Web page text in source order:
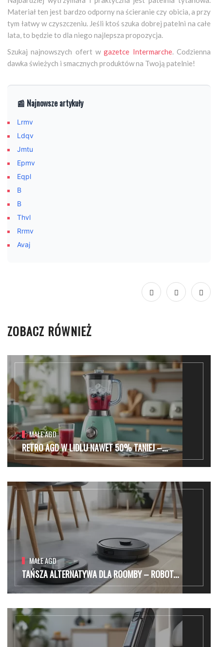
Materiał ten jest bardzo odporny na ścieranie czy obicia, a przy
tym łatwy w czyszczeniu. Jeśli ktoś szuka dobrej patelni na całe
lata, to będzie to dla niego najlepsza propozycja.
Szukaj najnowszych ofert wgazetce Intermarche. Codzienna
dawka świeżych i smacznych produktów na Twoją patelnie!
📰 Najnowsze artykuły
Lrmv
Ldqv
Jmtu
Epmv
Eqpl
B
B
Thvl
Rrmv
Avaj
ZOBACZ RÓWNIEŻ
MAŁE AGD
RETRO AGD W LIDLU NAWET 50% TANIEJ –...
MAŁE AGD
TAŃSZA ALTERNATYWA DLA ROOMBY – ROBOT...